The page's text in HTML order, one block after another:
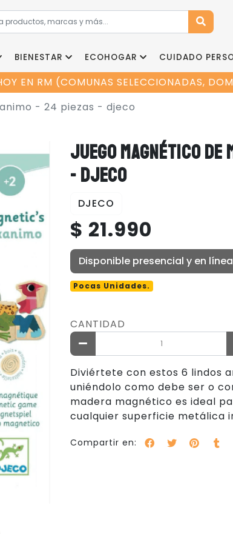
BIENESTAR ECOHOGAR CUIDADO
EN RM (COMUNAS SELECCIONADAS,
- 24 piezas - djeco
JUEGO MAGNÉTICO
- DJECO
DJECO
$ 21.990
Disponible presencial y en línea
Pocas Unidades.
CANTIDAD
Diviértete con estos 6 lindos
uniéndolo como debe ser o
madera magnético es ideal
cualquier superficie metálica
Compartir en: